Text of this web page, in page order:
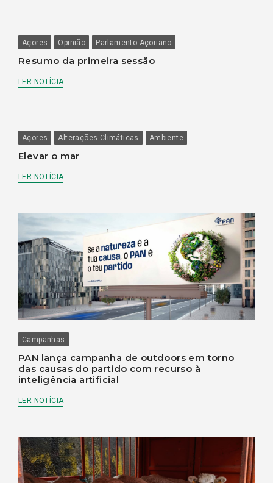
Açores Opinião Parlamento Açoriano
Resumo da primeira sessão
LER NOTÍCIA
Açores Alterações Climáticas Ambiente
Elevar o mar
LER NOTÍCIA
Campanhas
PAN lança campanha de outdoors em torno
das causas do partido com recurso à
inteligência artificial
LER NOTÍCIA